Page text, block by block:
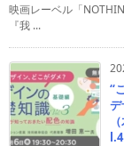
映画レーベル「
『我 ...
“
l.4